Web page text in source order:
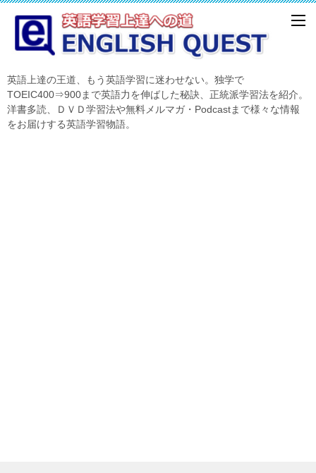
英語上達の王道、もう英語学習に迷わせない。独学で
TOEIC400⇒900まで英語力を伸ばした秘訣、正統派学習法を紹介。
洋書多読、ＤＶＤ学習法や無料メルマガ・Podcastまで様々な情報
をお届けする英語学習物語。